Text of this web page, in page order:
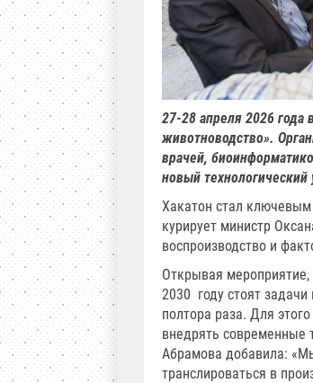
27-28 апреля 2026
животноводство».
врачей,
новый
Хакатон стал ключевым
курирует министр
воспроизводство и
Открывая мероприятие,
2030 году стоят
полтора раза. Для
внедрять современные
Абрамова добавила:
транслироваться в